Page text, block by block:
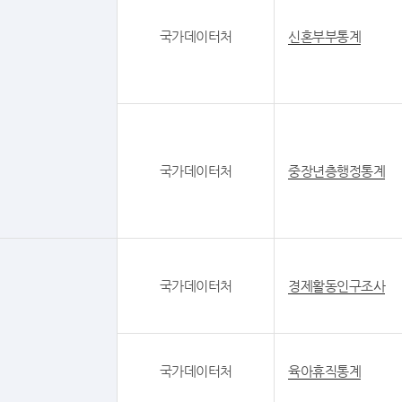
국가데이터처 신혼부부통계
국가데이터처 중장년층행정통계
국가데이터처 경제활동인구조사
국가데이터처 육아휴직통계